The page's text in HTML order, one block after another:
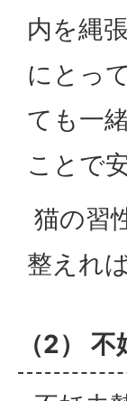
内を縄
にとっ
ても一
ことで
猫の習
整えれ
（2）